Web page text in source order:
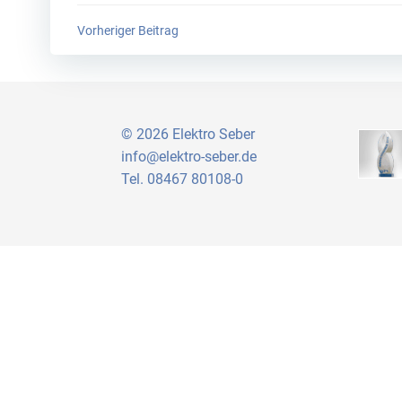
Post
Vorheriger Beitrag
© 2026 Elektro Seber
info@elektro-seber.de
Tel. 08467 80108-0